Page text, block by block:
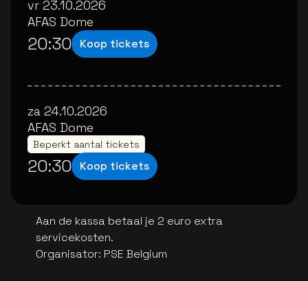
vr 23.10.2026
AFAS Dome
20:30 Koop tickets
za 24.10.2026
AFAS Dome
Beperkt aantal tickets
20:30 Koop tickets
Aan de kassa betaal je 2 euro extra
servicekosten.
Organisator: PSE Belgium